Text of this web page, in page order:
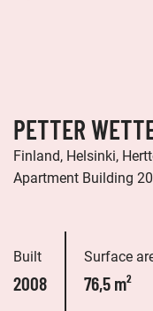
PETTER
Finland, Helsinki,
Apartment Building
Built
2008
Surface
76,5 m²